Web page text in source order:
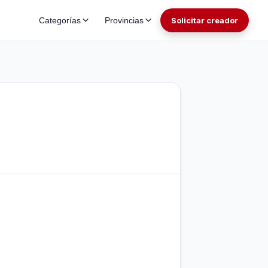
Categorías Provincias Solicitar creador